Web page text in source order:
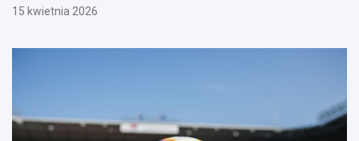
15 kwietnia 2026